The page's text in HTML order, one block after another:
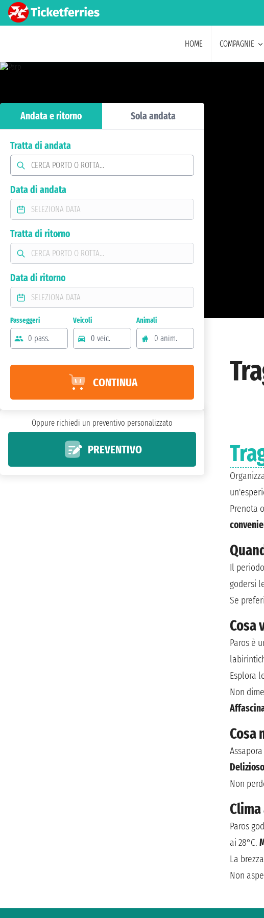
HOME COMPAGNIE
Prenota
Il
godersi
Se
Cosa
Paros è
Esplora
Non
Cosa
Delizioso
Non
Clima
Paros
ai 28°C.
La
Non
Andata e ritorno Sola andata
Tratta di andata
Data di andata
Tratta di ritorno
Data di ritorno
Passeggeri
0 pass.
Veicoli
0 veic.
Animali
0 anim.
CONTINUA
Oppure richiedi un preventivo personalizzato
PREVENTIVO